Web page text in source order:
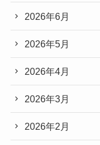
2026年6月
2026年5月
2026年4月
2026年3月
2026年2月